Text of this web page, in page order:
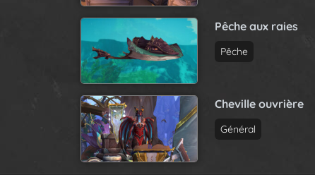
Pêche aux raies
Pêche
Cheville ouvrière
Général